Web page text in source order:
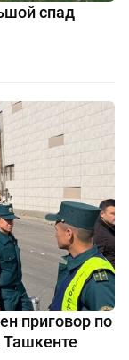
спад
приговор по
Ташкенте